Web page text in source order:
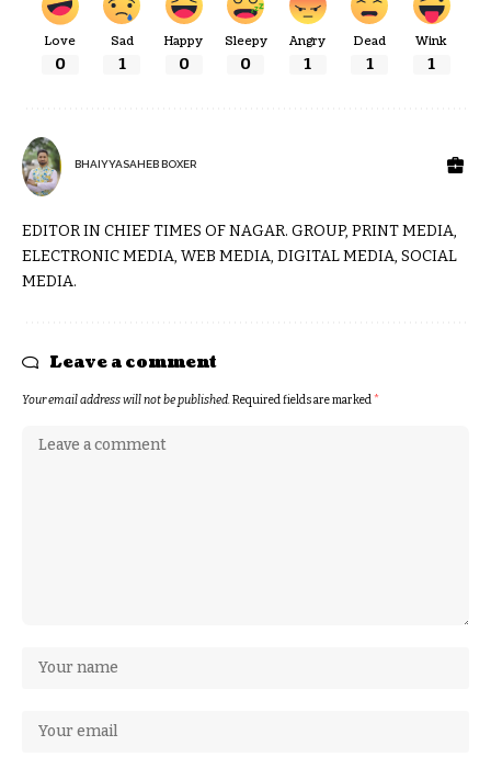
Love
0
Sad
1
Happy
0
Sleepy
0
Angry
1
Dead
1
Wink
1
BHAIYYASAHEB BOXER
EDITOR IN CHIEF TIMES OF NAGAR. GROUP, PRINT MEDIA,
ELECTRONIC MEDIA, WEB MEDIA, DIGITAL MEDIA, SOCIAL
MEDIA.
Leave a comment
Your email address will not be published.Required fields are marked*